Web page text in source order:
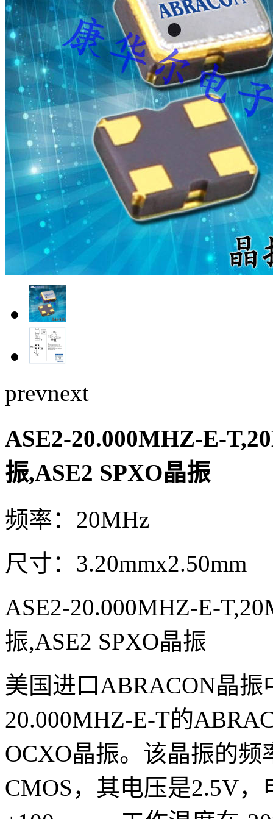
prevnext
ASE2-20.000MHZ-E-
振,ASE2 SPXO晶振
频率：20MHz
尺寸：3.20mmx2.50mm
ASE2-20.000MHZ-E-
振,ASE2 SPXO晶振
美国进口ABRACON晶振
20.000MHZ-E-T的
OCXO晶振。该晶振的
CMOS，其电压是2.5V